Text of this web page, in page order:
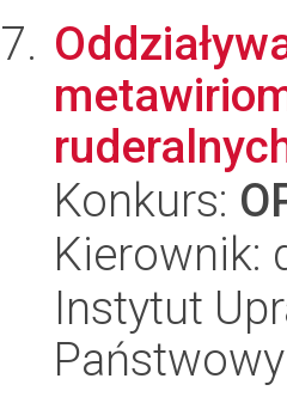
Konkurs:
Kierownik:
Instytut